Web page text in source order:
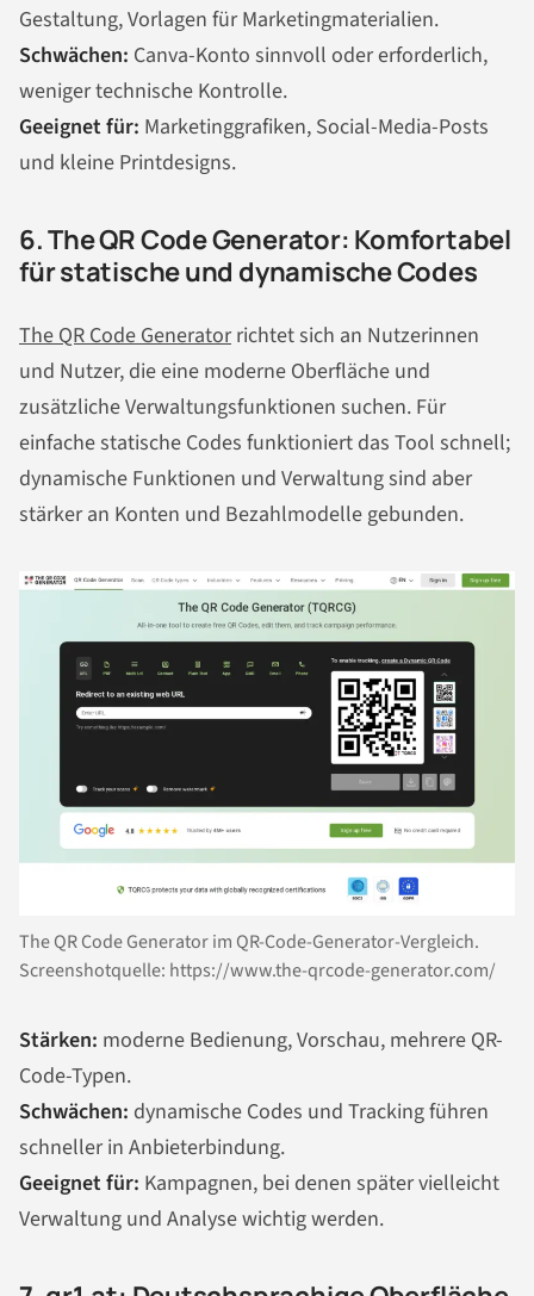
Gestaltung, Vorlagen für Marketingmaterialien.
Schwächen: Canva-Konto sinnvoll oder erforderlich,
weniger technische Kontrolle.
Geeignet für: Marketinggrafiken, Social-Media-Posts
und kleine Printdesigns.
6. The QR Code Generator: Komfortabel
für statische und dynamische Codes
The QR Code Generatorrichtet sich an Nutzerinnen
und Nutzer, die eine moderne Oberfläche und
zusätzliche Verwaltungsfunktionen suchen. Für
einfache statische Codes funktioniert das Tool schnell;
dynamische Funktionen und Verwaltung sind aber
stärker an Konten und Bezahlmodelle gebunden.
The QR Code Generator im QR-Code-Generator-Vergleich.
Screenshotquelle: https://www.the-qrcode-generator.com/
Stärken: moderne Bedienung, Vorschau, mehrere QR-
Code-Typen.
Schwächen: dynamische Codes und Tracking führen
schneller in Anbieterbindung.
Geeignet für: Kampagnen, bei denen später vielleicht
Verwaltung und Analyse wichtig werden.